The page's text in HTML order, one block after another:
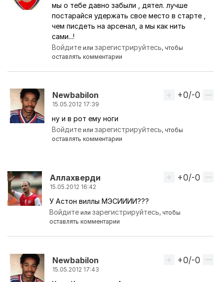
Ответ на комментарий пользователя поляк90
мы о тебе давно забыли , дятел. лучше
постарайся удержать свое место в старте ,
чем писдеть на арсенал, а мы как нить
сами...!
Войдите илизарегистрируйтесь, чтобы
оставлять комментарии
Newbabilon
15.05.2012 17:39
Ответ на комментарий пользователяполяк90
Вверх
+0/-0
ну и в рот ему ноги
Войдите илизарегистрируйтесь, чтобы
оставлять комментарии
Аллахверди
15.05.2012 16:42
Вверх
+0/-0
У Астон виллы МЭСИИИИ???
Войдите илизарегистрируйтесь, чтобы
оставлять комментарии
Newbabilon
15.05.2012 17:43
Вверх
+0/-0